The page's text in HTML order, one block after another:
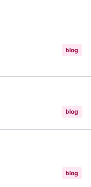
blog
blog
blog